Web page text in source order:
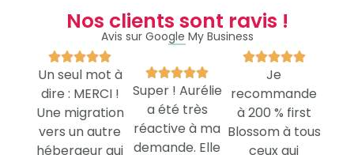
Nos clients sont ravis !
Avis sur Google My Business

Un seul mot à
dire : MERCI !
Une migration
vers un autre
hébergeur qui

Super ! Aurélie
a été très
réactive à ma
demande. Elle

Je
recommande
à 200 % first
Blossom à tous
ceux qui